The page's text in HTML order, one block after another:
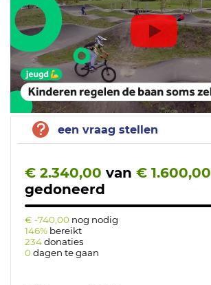
een vraag stellen
€ 2.340,00 van € 1.600,00
gedoneerd
€ -740,00 nog nodig
146% bereikt
234donaties
0dagen te gaan